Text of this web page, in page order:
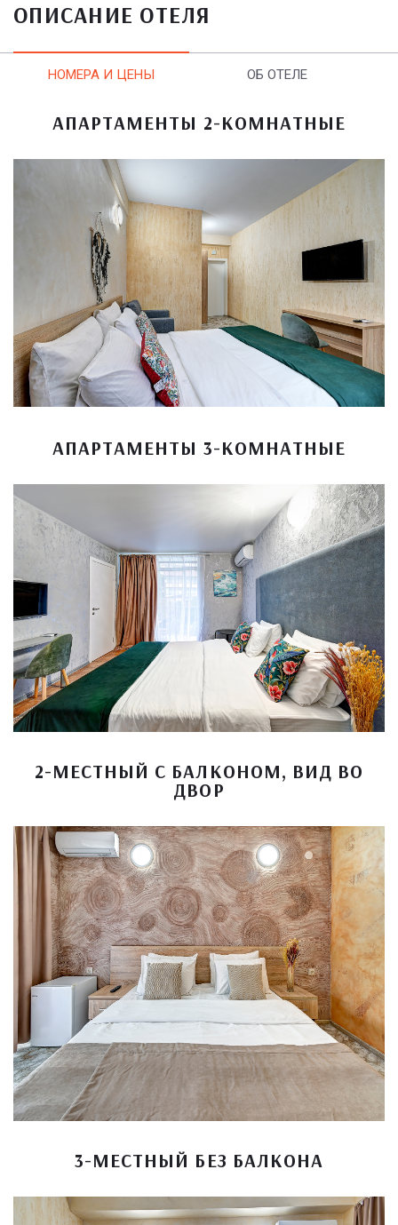
ОПИСАНИЕ ОТЕЛЯ
НОМЕРА И ЦЕНЫ ОБ ОТЕЛЕ
АПАРТАМЕНТЫ 2-КОМНАТНЫЕ
АПАРТАМЕНТЫ 3-КОМНАТНЫЕ
2-МЕСТНЫЙ С БАЛКОНОМ, ВИД ВО
ДВОР
3-МЕСТНЫЙ БЕЗ БАЛКОНА